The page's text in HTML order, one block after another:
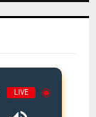
LIVE